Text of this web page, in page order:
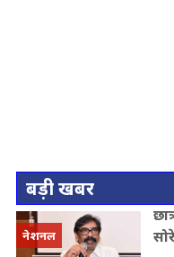
बड़ी खबर
नेशनल